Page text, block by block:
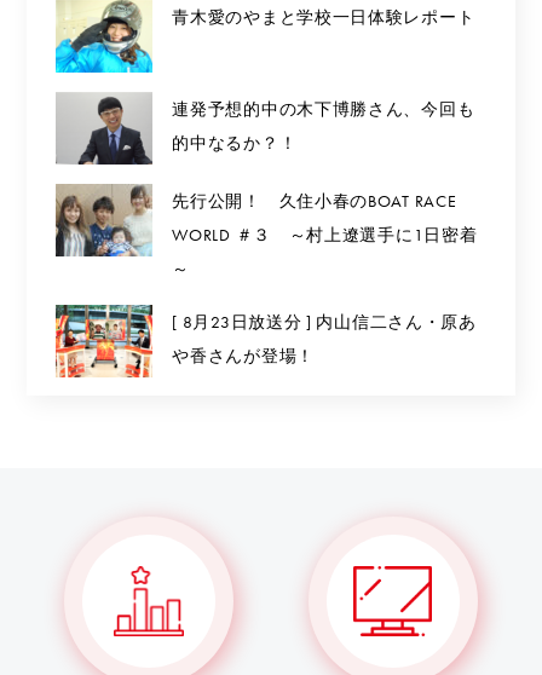
青木愛のやまと学校一日体験レポート
連発予想的中の木下博勝さん、今回も
的中なるか？！
先行公開！ 久住小春のBOAT RACE
WORLD ＃３ ～村上遼選手に1日密着
～
[ 8月23日放送分 ] 内山信二さん・原あ
や香さんが登場！